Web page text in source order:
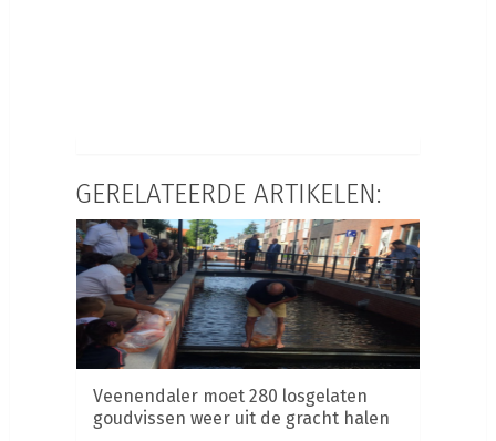
GERELATEERDE ARTIKELEN:
Veenendaler moet 280 losgelaten
goudvissen weer uit de gracht halen